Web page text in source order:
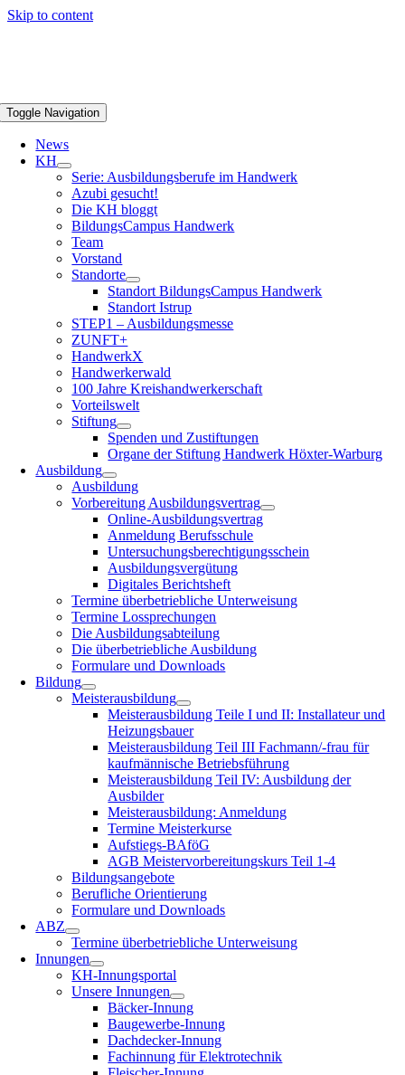
Skip to content
Toggle Navigation
News
KH
Serie: Ausbildungsberufe im Handwerk
Azubi gesucht!
Die KH bloggt
BildungsCampus Handwerk
Team
Vorstand
Standorte
Standort BildungsCampus Handwerk
Standort Istrup
STEP1 – Ausbildungsmesse
ZUNFT+
HandwerkX
Handwerkerwald
100 Jahre Kreishandwerkerschaft
Vorteilswelt
Stiftung
Spenden und Zustiftungen
Organe der Stiftung Handwerk Höxter-Warburg
Ausbildung
Ausbildung
Vorbereitung Ausbildungsvertrag
Online-Ausbildungsvertrag
Anmeldung Berufsschule
Untersuchungsberechtigungsschein
Ausbildungsvergütung
Digitales Berichtsheft
Termine überbetriebliche Unterweisung
Termine Lossprechungen
Die Ausbildungsabteilung
Die überbetriebliche Ausbildung
Formulare und Downloads
Bildung
Meisterausbildung
Meisterausbildung Teile I und II: Installateur und
Heizungsbauer
Meisterausbildung Teil III Fachmann/-frau für
kaufmännische Betriebsführung
Meisterausbildung Teil IV: Ausbildung der
Ausbilder
Meisterausbildung: Anmeldung
Termine Meisterkurse
Aufstiegs-BAföG
AGB Meistervorbereitungskurs Teil 1-4
Bildungsangebote
Berufliche Orientierung
Formulare und Downloads
ABZ
Termine überbetriebliche Unterweisung
Innungen
KH-Innungsportal
Unsere Innungen
Bäcker-Innung
Baugewerbe-Innung
Dachdecker-Innung
Fachinnung für Elektrotechnik